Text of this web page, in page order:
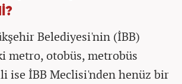
Belediyesi'nin (İBB)
metro, otobüs, metrobüs
ise İBB Meclisi'nden henüz bir